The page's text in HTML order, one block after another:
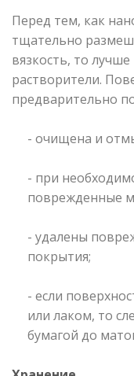
Перед тем, как
тщательно
вязкость, то
растворители.
предварительно
- очищена и
- при
поврежденные
- удалены
покрытия;
- если
или лаком, то
бумагой до